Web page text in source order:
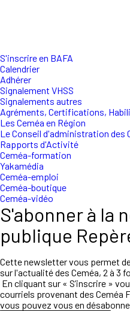
S'inscrire en BAFA
Calendrier
Adhérer
Signalement VHSS
Signalements autres
Agréments, Certifications,
Les Ceméa en Région
Le Conseil d'administration des
Rapports d'Activité
Ceméa-formation
Yakamédia
Ceméa-emploi
Ceméa-boutique
Ceméa-vidéo
S'abonner à la
publique
Cette newsletter vous permet
sur l'actualité des Ceméa, 2 à 3
En cliquant sur « S’inscrire »
courriels provenant des Ceméa
vous pouvez vous en